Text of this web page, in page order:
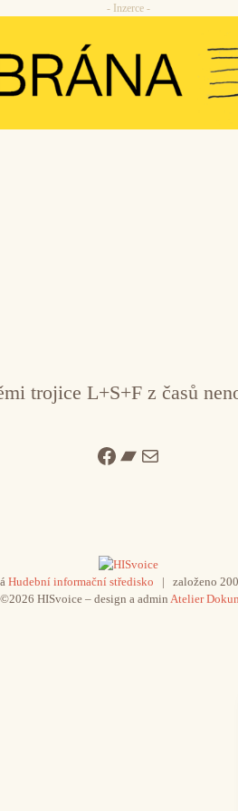
- Inzerce -
trojice L+S+F z časů
Facebook
Bandcamp
Mail
Hudební informační středisko | založeno
©2026 HISvoice – design a admin Atelier